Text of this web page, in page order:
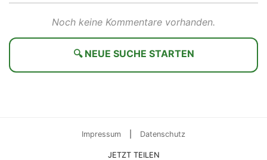
Noch keine Kommentare vorhanden.
🔍 NEUE SUCHE STARTEN
Impressum Datenschutz
JETZT TEILEN